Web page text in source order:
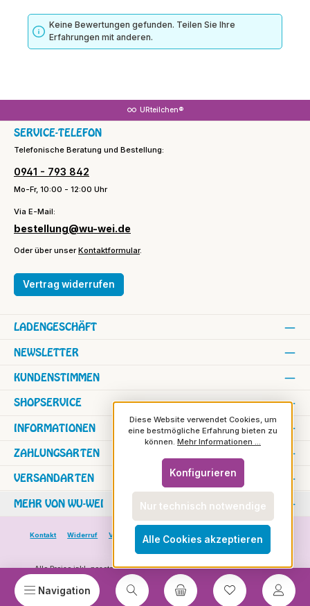
Navigation Du hast 0
Keine Bewertungen gefunden. Teilen Sie Ihre
Erfahrungen mit anderen.
URteilchen®
SERVICE-TELEFON
Telefonische Beratung und Bestellung:
0941 - 793 842
Mo-Fr, 10:00 - 12:00 Uhr
Via E-Mail:
bestellung@wu-wei.de
Oder über unserKontaktformular.
Vertrag widerrufen
SHOPSERVICE
INFORMATIONEN
NEWSLETTER
KUNDENSTIMMEN
LADENGESCHÄFT
ZAHLUNGSARTEN
VERSANDARTEN
MEHR VON WU-WEI
Kontakt Widerruf Versand und Zahlung
Versand in die Schweiz
Rundbrief
Alle Preise inkl. gesetzl. Mehrwertsteuer zzgl.Versandkostenund ggf.
Nachnahmegebühren, wenn nicht anders angegeben.
© 2026 wu-wei - Das Wesentliche wirkt im Feinen - Alle Rechte vorbehalten.
Theme by
ThemeWare®
Diese Website verwendet Cookies, um
eine bestmögliche Erfahrung bieten zu
können. Mehr Informationen ...
Nur technisch notwendige
Konfigurieren
Alle Cookies akzeptieren